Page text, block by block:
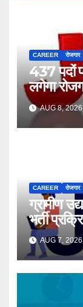
CAREER रोजगार
437 पदों
लगेगा
AUG 8, 2026
CAREER रोजगार
ग्रामीण
भर्ती
AUG 7, 2026